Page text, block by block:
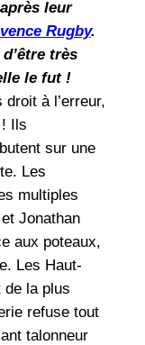
leur
Rugby.
très
le fut !
à l’erreur,
Ils
sur une
Les
multiples
Jonathan
aux poteaux,
Les Haut-
de la plus
refuse tout
talonneur